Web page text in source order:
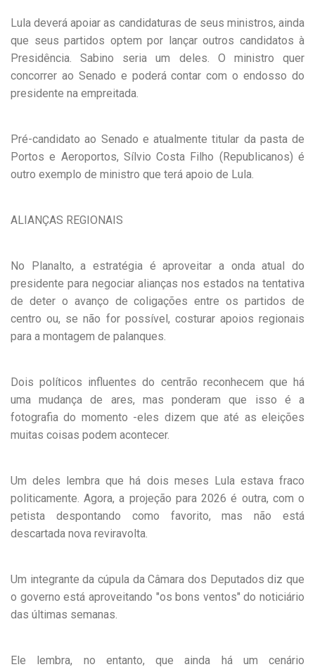
Lula deverá apoiar as candidaturas de seus ministros, ainda
que seus partidos optem por lançar outros candidatos à
Presidência. Sabino seria um deles. O ministro quer
concorrer ao Senado e poderá contar com o endosso do
presidente na empreitada.
Pré-candidato ao Senado e atualmente titular da pasta de
Portos e Aeroportos, Sílvio Costa Filho (Republicanos) é
outro exemplo de ministro que terá apoio de Lula.
ALIANÇAS REGIONAIS
No Planalto, a estratégia é aproveitar a onda atual do
presidente para negociar alianças nos estados na tentativa
de deter o avanço de coligações entre os partidos de
centro ou, se não for possível, costurar apoios regionais
para a montagem de palanques.
Dois políticos influentes do centrão reconhecem que há
uma mudança de ares, mas ponderam que isso é a
fotografia do momento -eles dizem que até as eleições
muitas coisas podem acontecer.
Um deles lembra que há dois meses Lula estava fraco
politicamente. Agora, a projeção para 2026 é outra, com o
petista despontando como favorito, mas não está
descartada nova reviravolta.
Um integrante da cúpula da Câmara dos Deputados diz que
o governo está aproveitando "os bons ventos" do noticiário
das últimas semanas.
Ele lembra, no entanto, que ainda há um cenário